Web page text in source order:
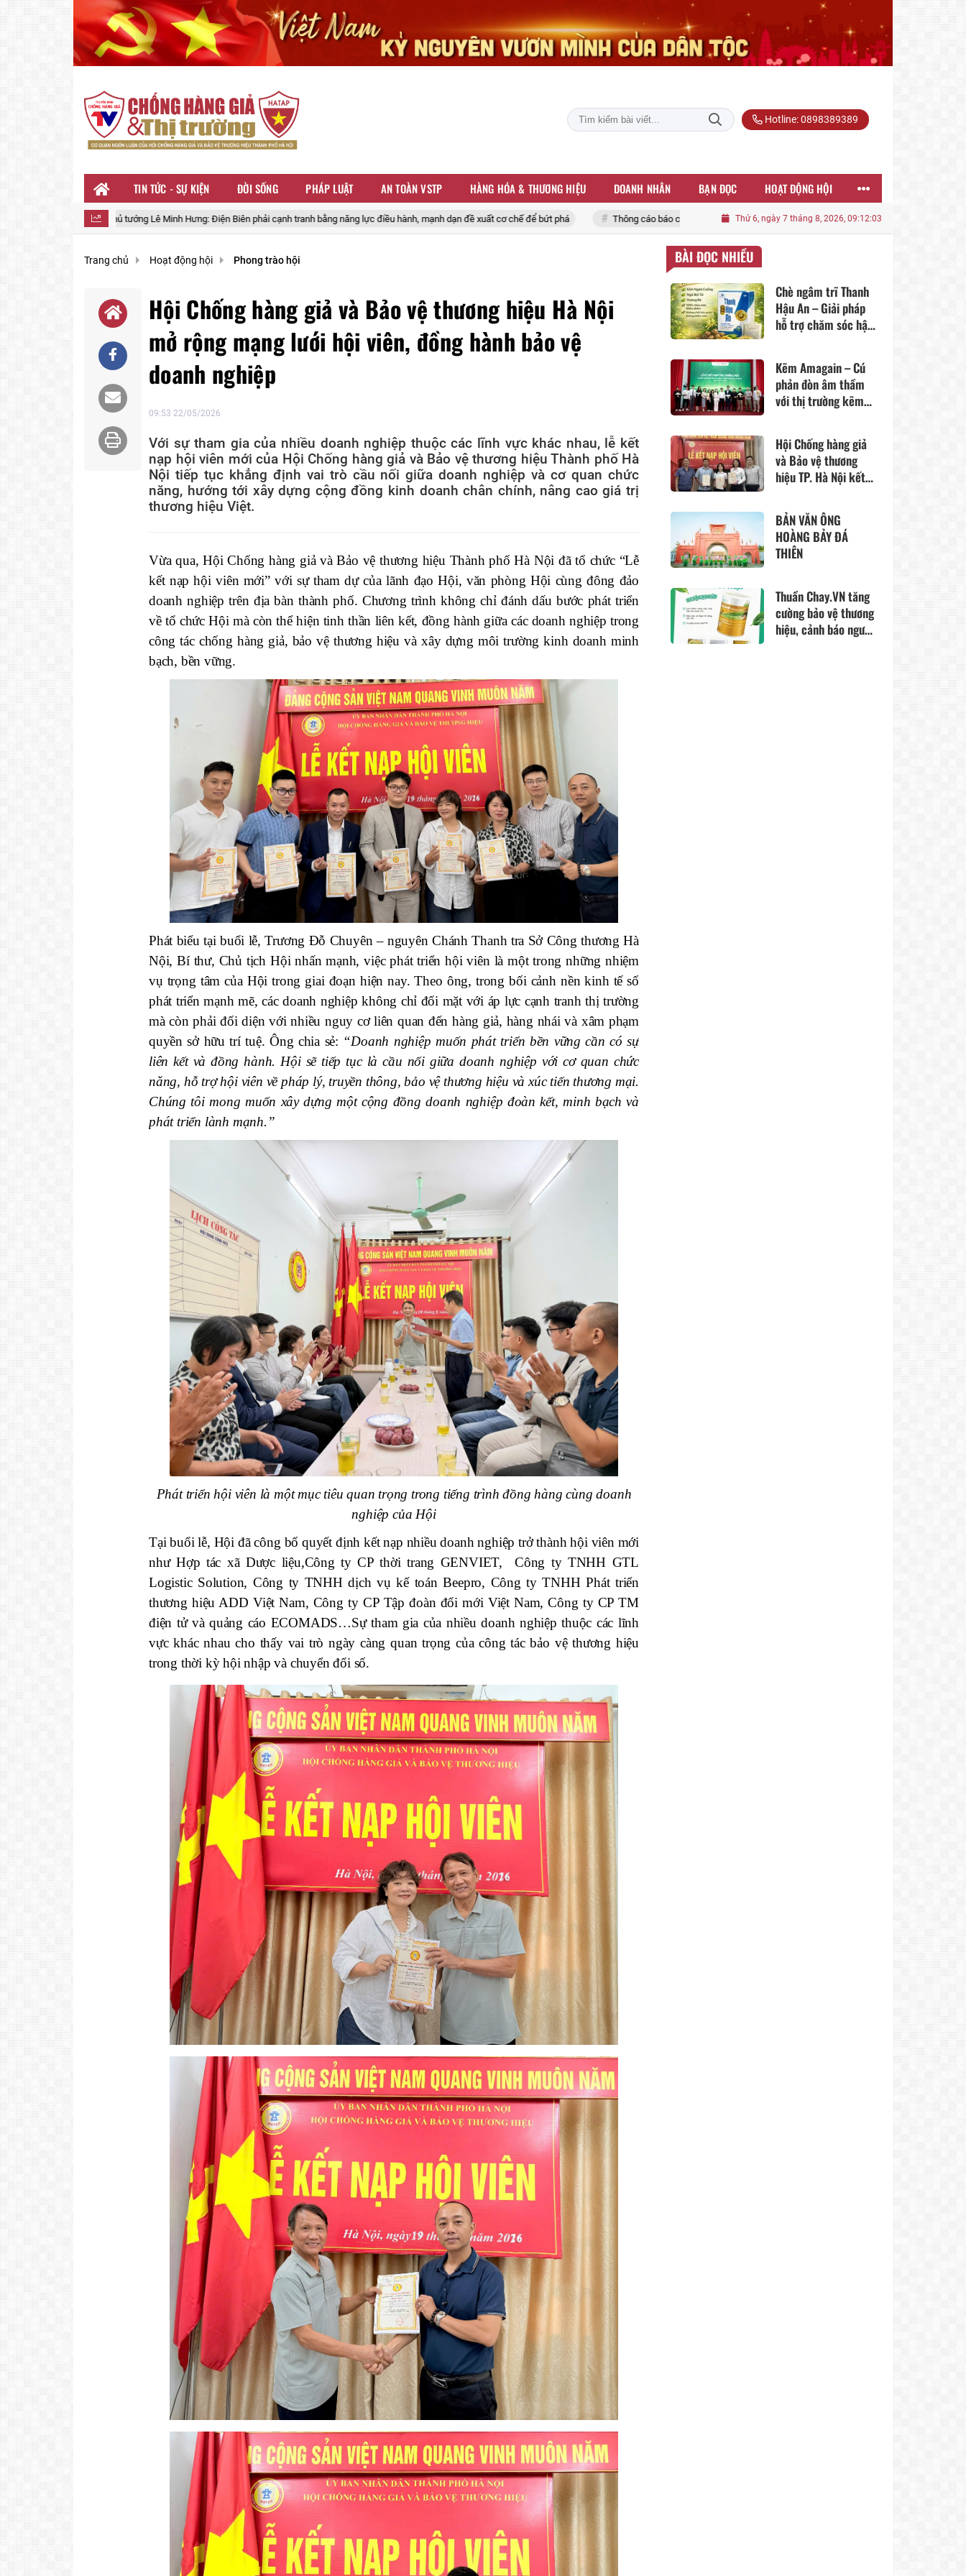
Hotline: 0898389389
TIN TỨC - SỰ KIỆN ĐỜI SỐNG PHÁP LUẬT AN TOÀN VSTP HÀNG HÓA & THƯƠNG HIỆU DOANH NHÂN BẠN ĐỌC HOẠT ĐỘNG HỘI
Lê Minh Hưng: Điện Biên phải cạnh tranh bằng năng lực điều hành, mạnh dạn đề xuất cơ chế để bứt phá Thông cáo báo chí ngày làm việc thứ năm và bế mạc Hội nghị Trung ương 3 khoá XIV Phát biểu bế mạc Hội
Thứ 6, ngày 7 tháng 8, 2026, 09:12:06
Trang chủ Hoạt động hội Phong trào hội
Hội Chống hàng giả và Bảo vệ thương hiệu Hà Nội
mở rộng mạng lưới hội viên, đồng hành bảo vệ
doanh nghiệp
09:53 22/05/2026
Với sự tham gia của nhiều doanh nghiệp thuộc các lĩnh vực khác nhau, lễ kết
nạp hội viên mới của Hội Chống hàng giả và Bảo vệ thương hiệu Thành phố Hà
Nội tiếp tục khẳng định vai trò cầu nối giữa doanh nghiệp và cơ quan chức
năng, hướng tới xây dựng cộng đồng kinh doanh chân chính, nâng cao giá trị
thương hiệu Việt.
Vừa qua, Hội Chống hàng giả và Bảo vệ thương hiệu Thành phố Hà Nội đã tổ chức “Lễ
kết nạp hội viên mới” với sự tham dự của lãnh đạo Hội, văn phòng Hội cùng đông đảo
doanh nghiệp trên địa bàn thành phố. Chương trình không chỉ đánh dấu bước phát triển
về tổ chức Hội mà còn thể hiện tinh thần liên kết, đồng hành giữa các doanh nghiệp trong
công tác chống hàng giả, bảo vệ thương hiệu và xây dựng môi trường kinh doanh minh
bạch, bền vững.
Phát biểu tại buổi lễ, Trương Đỗ Chuyên – nguyên Chánh Thanh tra Sở Công thương Hà
Nội, Bí thư, Chủ tịch Hội nhấn mạnh, việc phát triển hội viên là một trong những nhiệm
vụ trọng tâm của Hội trong giai đoạn hiện nay. Theo ông, trong bối cảnh nền kinh tế số
phát triển mạnh mẽ, các doanh nghiệp không chỉ đối mặt với áp lực cạnh tranh thị trường
mà còn phải đối diện với nhiều nguy cơ liên quan đến hàng giả, hàng nhái và xâm phạm
quyền sở hữu trí tuệ. Ông chia sẻ: “Doanh nghiệp muốn phát triển bền vững cần có sự
liên kết và đồng hành. Hội sẽ tiếp tục là cầu nối giữa doanh nghiệp với cơ quan chức
năng, hỗ trợ hội viên về pháp lý, truyền thông, bảo vệ thương hiệu và xúc tiến thương mại.
Chúng tôi mong muốn xây dựng một cộng đồng doanh nghiệp đoàn kết, minh bạch và
phát triển lành mạnh.”
Phát triển hội viên là một mục tiêu quan trọng trong tiếng trình đồng hàng cùng doanh
nghiệp của Hội
Tại buổi lễ, Hội đã công bố quyết định kết nạp nhiều doanh nghiệp trở thành hội viên mới
như Hợp tác xã Dược liệu,Công ty CP thời trang GENVIET, Công ty TNHH GTL
Logistic Solution, Công ty TNHH dịch vụ kế toán Beepro, Công ty TNHH Phát triển
thương hiệu ADD Việt Nam, Công ty CP Tập đoàn đổi mới Việt Nam, Công ty CP TM
điện tử và quảng cáo ECOMADS…Sự tham gia của nhiều doanh nghiệp thuộc các lĩnh
vực khác nhau cho thấy vai trò ngày càng quan trọng của công tác bảo vệ thương hiệu
trong thời kỳ hội nhập và chuyển đổi số.
BÀI ĐỌC NHIỀU
Chè ngâm trĩ Thanh
Hậu An – Giải pháp
hỗ trợ chăm sóc hậu
nhiên
Kẽm Amagain – Cú
phản đòn âm thầm
với thị trường kẽm
Hội Chống hàng giả
và Bảo vệ thương
hiệu TP. Hà Nội kết
tăng cường sức mạnh
liên kết vì môi
trường kinh doanh
lành mạnh
BẢN VĂN ÔNG
HOÀNG BẢY ĐÁ
THIÊN
Thuần Chay.VN tăng
cường bảo vệ thương
hiệu, cảnh báo người